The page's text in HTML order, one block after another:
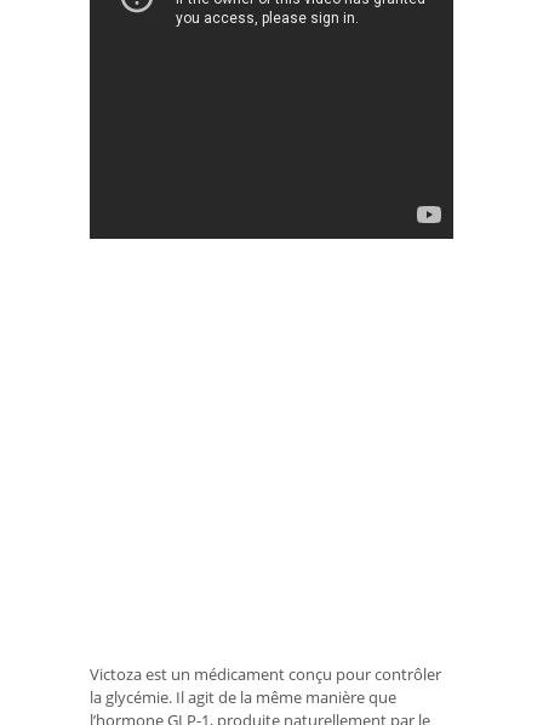
Victoza est un médicament conçu pour contrôler
la glycémie. Il agit de la même manière que
l’hormone GLP-1, produite naturellement par le